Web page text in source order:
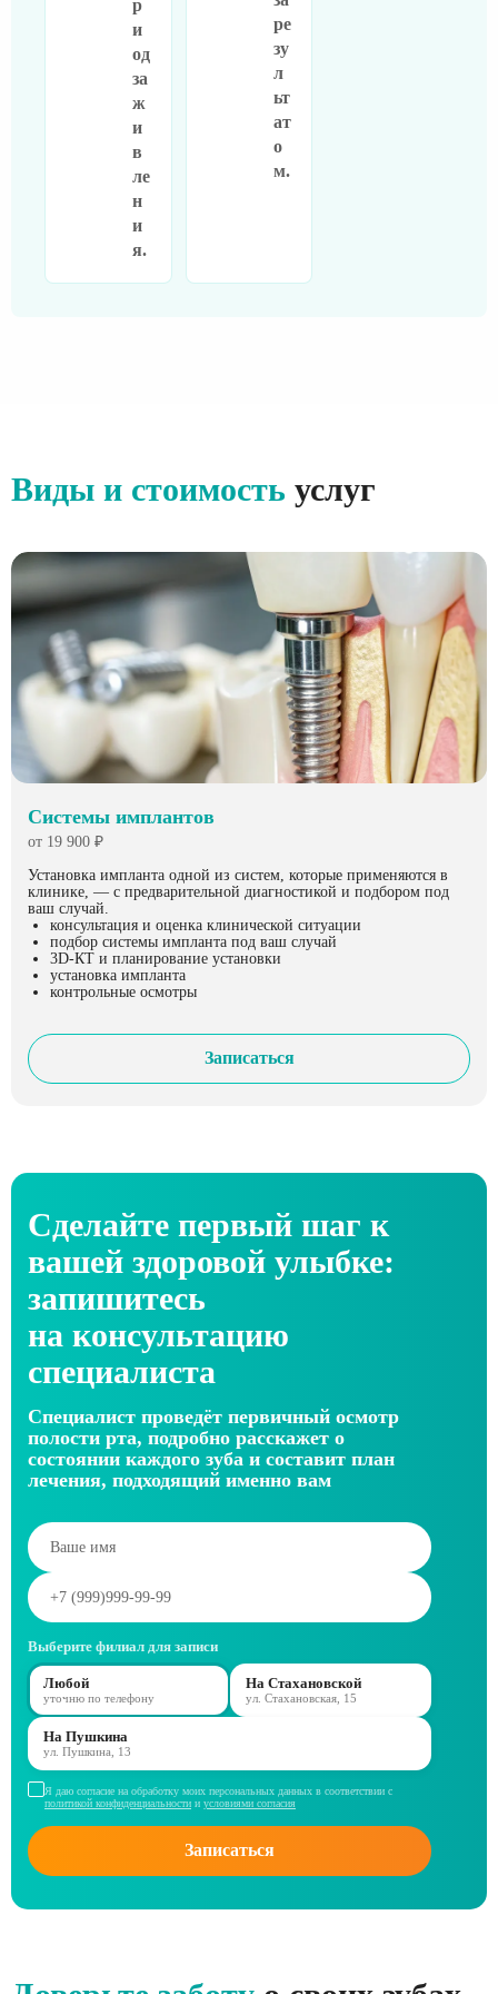
р
и
од
за
ж
и
в
ле
н
и
я.
ре
зу
л
ьт
ат
о
м.
Виды и стоимость услуг
Системы имплантов
от 19 900 ₽
Установка импланта одной из систем, которые применяются в
клинике, — с предварительной диагностикой и подбором под
ваш случай.
консультация и оценка клинической ситуации
подбор системы импланта под ваш случай
3D-КТ и планирование установки
установка импланта
контрольные осмотры
Записаться
Сделайте первый шаг к
вашей здоровой улыбке:
запишитесь
на консультацию
специалиста
Специалист проведёт первичный осмотр
полости рта, подробно расскажет о
состоянии каждого зуба и составит план
лечения, подходящий именно вам
Выберите филиал для записи
Любой
уточню по телефону
На Стахановской
ул. Стахановская, 15
На Пушкина
ул. Пушкина, 13
Я даю согласие на обработку моих персональных данных в соответствии с
политикой конфиденциальности и условиями согласия
Записаться